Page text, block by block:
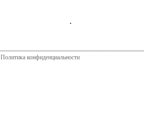
.
Политика конфиденциальности